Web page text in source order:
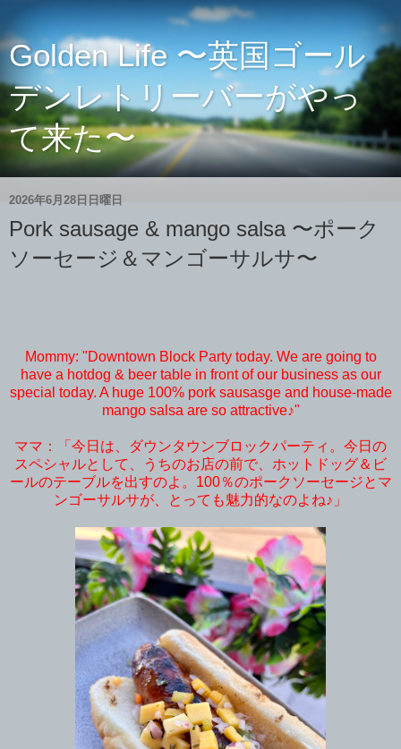
Golden Life 〜英国ゴール
デンレトリーバーがやっ
て来た〜
2026年6月28日日曜日
Pork sausage & mango salsa 〜ポーク
ソーセージ＆マンゴーサルサ〜
Mommy: "Downtown Block Party today. We are going to
have a hotdog & beer table in front of our business as our
special today. A huge 100% pork sausasge and house-made
mango salsa are so attractive♪"
ママ：「今日は、ダウンタウンブロックパーティ。今日の
スペシャルとして、うちのお店の前で、ホットドッグ＆ビ
ールのテーブルを出すのよ。100％のポークソーセージとマ
ンゴーサルサが、とっても魅力的なのよね♪」